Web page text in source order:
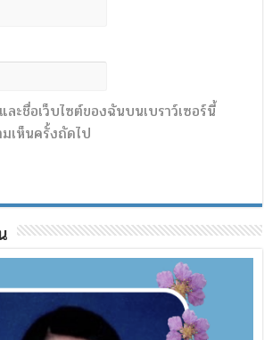
ะชื่อเว็บไซต์ของฉันบนเบราว์เซอร์นี้
เห็นครั้งถัดไป